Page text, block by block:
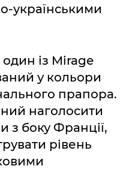
українськими
із Mirage
у кольори
прапора.
наголосити
з боку Франції,
рівень